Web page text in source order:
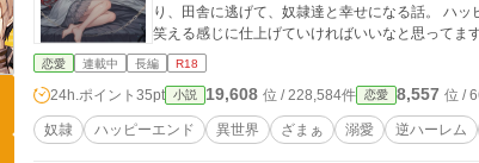
り、田舎に逃げて、奴隷達と幸せになる話。 ハッピーエンドを約束します。 シリアスな話ですが、明るくちょっと
恋愛 連載中 長編 R18
24h.ポイント 35pt 小説 19,608 位 / 228,584件 恋愛 8,557 位 /
奴隷 ハッピーエンド 異世界 ざまぁ 溺愛 逆ハーレム